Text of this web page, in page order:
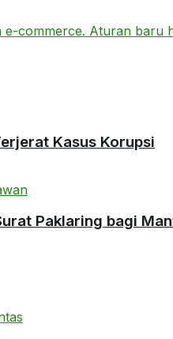
Kasus Korupsi
Paklaring bagi